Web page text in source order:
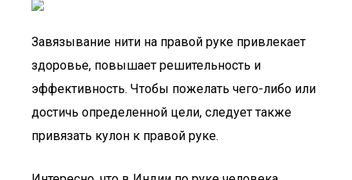
Завязывание нити на правой руке привлекает
здоровье, повышает решительность и
эффективность. Чтобы пожелать чего-либо или
достичь определенной цели, следует также
привязать кулон к правой руке.